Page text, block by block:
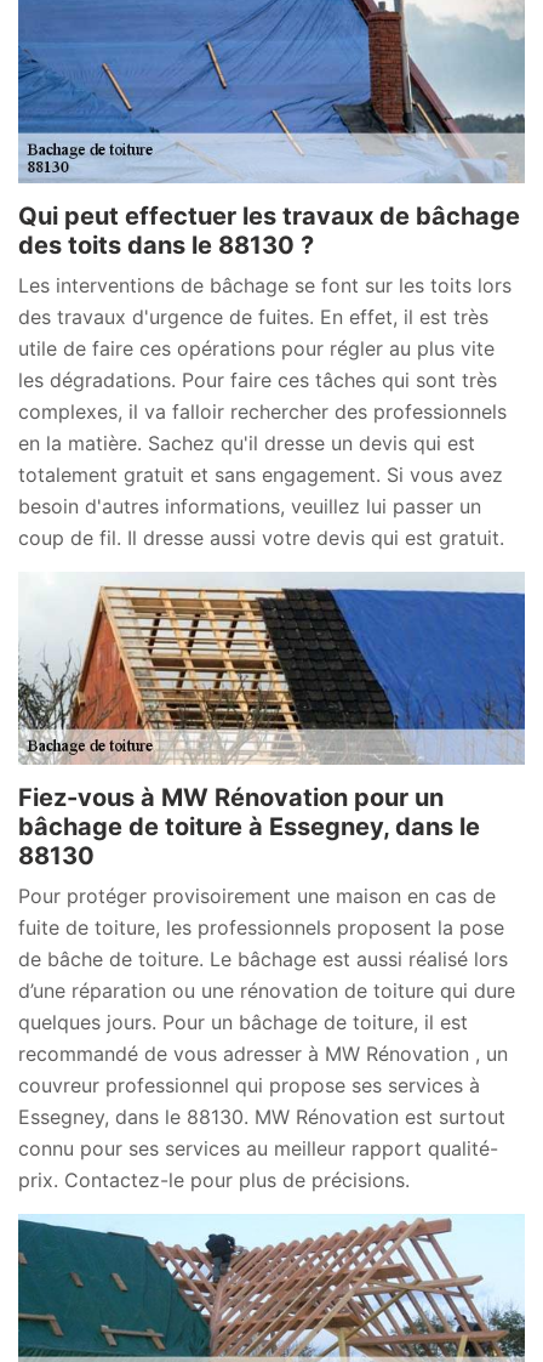
Qui peut effectuer les travaux de bâchage
des toits dans le 88130 ?
Les interventions de bâchage se font sur les toits lors
des travaux d'urgence de fuites. En effet, il est très
utile de faire ces opérations pour régler au plus vite
les dégradations. Pour faire ces tâches qui sont très
complexes, il va falloir rechercher des professionnels
en la matière. Sachez qu'il dresse un devis qui est
totalement gratuit et sans engagement. Si vous avez
besoin d'autres informations, veuillez lui passer un
coup de fil. Il dresse aussi votre devis qui est gratuit.
Fiez-vous à MW Rénovation pour un
bâchage de toiture à Essegney, dans le
88130
Pour protéger provisoirement une maison en cas de
fuite de toiture, les professionnels proposent la pose
de bâche de toiture. Le bâchage est aussi réalisé lors
d’une réparation ou une rénovation de toiture qui dure
quelques jours. Pour un bâchage de toiture, il est
recommandé de vous adresser à MW Rénovation , un
couvreur professionnel qui propose ses services à
Essegney, dans le 88130. MW Rénovation est surtout
connu pour ses services au meilleur rapport qualité-
prix. Contactez-le pour plus de précisions.